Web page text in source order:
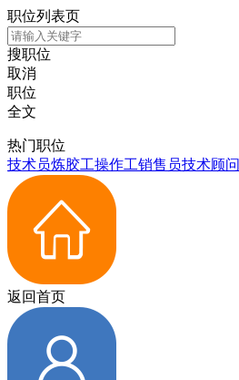
职位列表页
搜职位
取消
职位
全文
热门职位
技术员炼胶工操作工销售员技术顾问
返回首页